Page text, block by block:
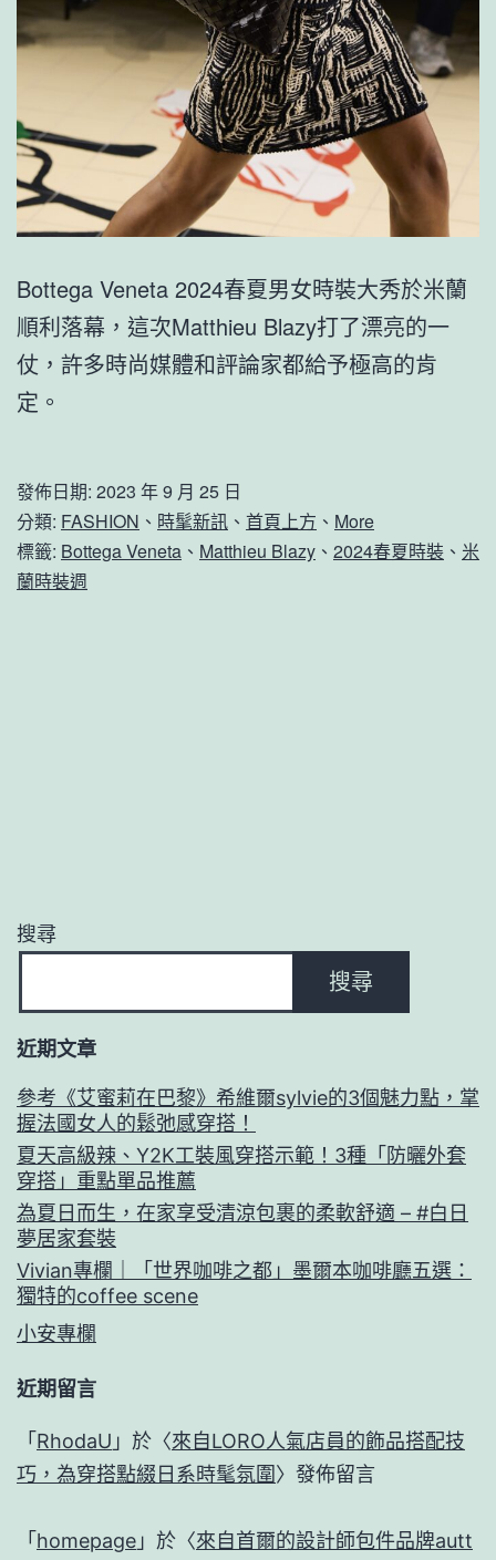
Bottega Veneta 2024春夏男女時裝大秀於米蘭
順利落幕，這次Matthieu Blazy打了漂亮的一
仗，許多時尚媒體和評論家都給予極高的肯
定。
發佈日期: 2023 年 9 月 25 日
分類: FASHION 、 時髦新訊 、 首頁上方 、 More
標籤: Bottega Veneta 、 Matthieu Blazy 、 2024春夏時裝 、 米
蘭時裝週
搜尋
搜尋
近期文章
參考《艾蜜莉在巴黎》希維爾sylvie的3個魅力點，掌
握法國女人的鬆弛感穿搭！
夏天高級辣、Y2K工裝風穿搭示範！3種「防曬外套
穿搭」重點單品推薦
為夏日而生，在家享受清涼包裹的柔軟舒適 – #白日
夢居家套裝
Vivian專欄｜「世界咖啡之都」墨爾本咖啡廳五選：
獨特的coffee scene
小安專欄
近期留言
「 RhodaU 」於〈來自LORO人氣店員的飾品搭配技
巧，為穿搭點綴日系時髦氛圍〉發佈留言
「 homepage 」於〈來自首爾的設計師包件品牌autt